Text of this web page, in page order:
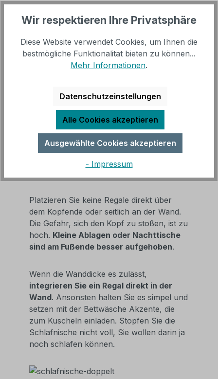
Wie die Schlafnische
einrichten?
wie in einer Kiste fühlen, verwenden Sie
. Dunkle Töne ziehen die
Decke und Wände noch enger zusammen,
wodurch ein beklemmendes Gefühl
entstehen kann. Knallige Signalfarben sind
ebenfalls nicht zu empfehlen, da sie das
Gemüt zu sehr aufheizen vor dem
Platzieren Sie keine Regale direkt über
dem Kopfende oder seitlich an der Wand.
Die Gefahr, sich den Kopf zu stoßen, ist zu
hoch. Kleine Ablagen oder Nachttische
sind am Fußende besser aufgehoben.
Wenn die Wanddicke es zulässt,
integrieren Sie ein Regal direkt in der
Wand. Ansonsten halten Sie es simpel und
setzen mit der Bettwäsche Akzente, die
zum Kuscheln einladen. Stopfen Sie die
Schlafnische nicht voll, Sie wollen darin ja
noch schlafen können.
Wir respektieren Ihre Privatsphäre
Diese Website verwendet Cookies, um Ihnen die
bestmögliche Funktionalität bieten zu können...
Mehr Informationen.
Datenschutzeinstellungen
Alle Cookies akzeptieren
Ausgewählte Cookies akzeptieren
- Impressum